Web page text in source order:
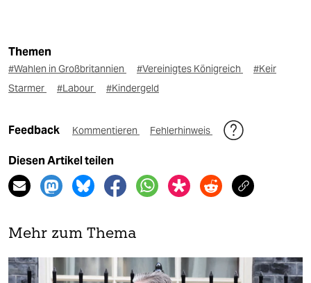
Themen
#Wahlen in Großbritannien #Vereinigtes Königreich
#Keir
Starmer
#Labour #Kindergeld
Feedback Kommentieren Fehlerhinweis
Diesen Artikel teilen
Mehr zum Thema